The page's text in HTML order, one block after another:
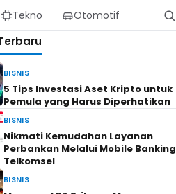
Tekno Otomotif
BISNIS
5 Tips Investasi Aset Kripto untuk
Pemula yang Harus Diperhatikan
BISNIS
Nikmati Kemudahan Layanan
Perbankan Melalui Mobile Banking
Telkomsel
BISNIS